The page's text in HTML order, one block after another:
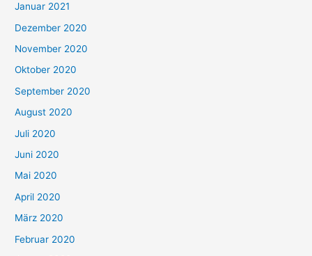
Januar 2021
Dezember 2020
November 2020
Oktober 2020
September 2020
August 2020
Juli 2020
Juni 2020
Mai 2020
April 2020
März 2020
Februar 2020